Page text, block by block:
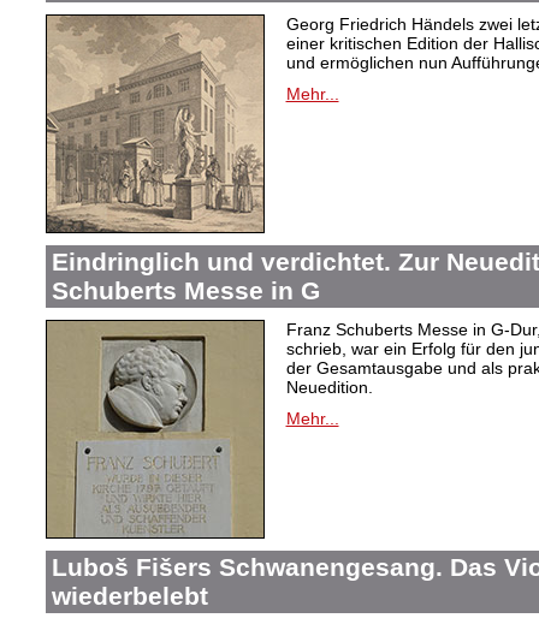
Georg Friedrich Händels zwei
einer kritischen Edition der
und ermöglichen nun
Mehr...
Eindringlich und verdichtet. Zur
Schuberts Messe in G
Franz Schuberts Messe in G-
schrieb, war ein Erfolg für den
der Gesamtausgabe und als
Neuedition.
Mehr...
Luboš Fišers Schwanengesang. Das
wiederbelebt